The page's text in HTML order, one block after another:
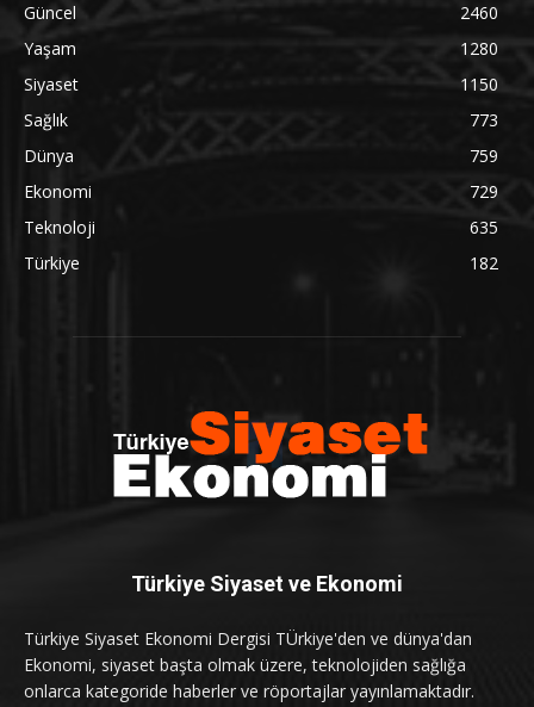
Güncel
2460
Yaşam
1280
Siyaset
1150
Sağlık
773
Dünya
759
Ekonomi
729
Teknoloji
635
Türkiye
182
Türkiye Siyaset ve Ekonomi
Türkiye Siyaset Ekonomi Dergisi TÜrkiye'den ve dünya'dan
Ekonomi, siyaset başta olmak üzere, teknolojiden sağlığa
onlarca kategoride haberler ve röportajlar yayınlamaktadır.